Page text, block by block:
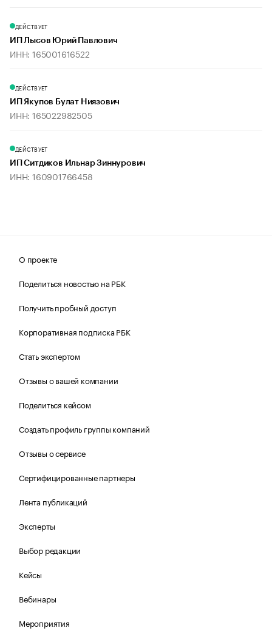
ДЕЙСТВУЕТ
ИП Лысов Юрий Павлович
ИНН: 165001616522
ДЕЙСТВУЕТ
ИП Якупов Булат Ниязович
ИНН: 165022982505
ДЕЙСТВУЕТ
ИП Ситдиков Ильнар Зиннурович
ИНН: 160901766458
О проекте
Поделиться новостью на РБК
Получить пробный доступ
Корпоративная подписка РБК
Стать экспертом
Отзывы о вашей компании
Поделиться кейсом
Создать профиль группы компаний
Отзывы о сервисе
Сертифицированные партнеры
Лента публикаций
Эксперты
Выбор редакции
Кейсы
Вебинары
Мероприятия